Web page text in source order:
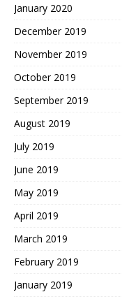
January 2020
December 2019
November 2019
October 2019
September 2019
August 2019
July 2019
June 2019
May 2019
April 2019
March 2019
February 2019
January 2019